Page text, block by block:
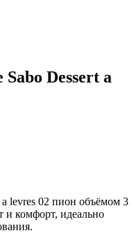
Dessert a
levres 02 пион объёмом 3
и комфорт, идеально